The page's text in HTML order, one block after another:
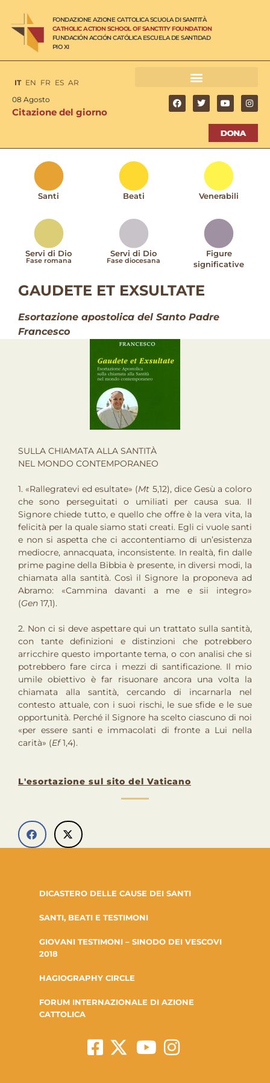
FONDAZIONE AZIONE CATTOLICA SCUOLA DI SANTITÀ
CATHOLIC ACTION SCHOOL OF SANCTITY FOUNDATION
FUNDACIÓN ACCIÓN CATÓLICA ESCUELA DE SANTIDAD
PIO XI
IT EN FR ES AR
08 Agosto
Citazione del giorno
Santi Beati Venerabili
Servi di Dio
Fase romana
Servi di Dio
Fase diocesana
Figure
significative
GAUDETE ET EXSULTATE
Esortazione apostolica del Santo Padre
Francesco
SULLA CHIAMATA ALLA SANTITÀ
NEL MONDO CONTEMPORANEO
1. «Rallegratevi ed esultate» (Mt 5,12), dice Gesù a coloro
che sono perseguitati o umiliati per causa sua. Il
Signore chiede tutto, e quello che offre è la vera vita, la
felicità per la quale siamo stati creati. Egli ci vuole santi
e non si aspetta che ci accontentiamo di un’esistenza
mediocre, annacquata, inconsistente. In realtà, fin dalle
prime pagine della Bibbia è presente, in diversi modi, la
chiamata alla santità. Così il Signore la proponeva ad
Abramo: «Cammina davanti a me e sii integro»
(Gen 17,1).
2. Non ci si deve aspettare qui un trattato sulla santità,
con tante definizioni e distinzioni che potrebbero
arricchire questo importante tema, o con analisi che si
potrebbero fare circa i mezzi di santificazione. Il mio
umile obiettivo è far risuonare ancora una volta la
chiamata alla santità, cercando di incarnarla nel
contesto attuale, con i suoi rischi, le sue sfide e le sue
opportunità. Perché il Signore ha scelto ciascuno di noi
«per essere santi e immacolati di fronte a Lui nella
carità» (Ef1,4).
L'esortazione sul sito del Vaticano
DICASTERO DELLE CAUSE DEI SANTI
SANTI, BEATI E TESTIMONI
GIOVANI TESTIMONI – SINODO DEI VESCOVI
2018
HAGIOGRAPHY CIRCLE
FORUM INTERNAZIONALE DI AZIONE
CATTOLICA